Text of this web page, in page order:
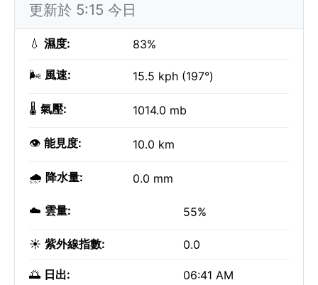
更新於 5:15 今日
💧 濕度: 83%
🌬️ 風速: 15.5 kph (197°)
🌡️ 氣壓: 1014.0 mb
👁️ 能見度: 10.0 km
🌧️ 降水量: 0.0 mm
☁️ 雲量: 55%
☀️ 紫外線指數: 0.0
🌅 日出: 06:41 AM